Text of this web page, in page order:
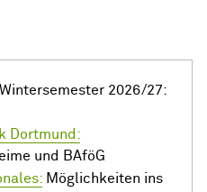
Wintersemester 2026/27:
Dortmund:
und BAföG
Möglichkeiten ins